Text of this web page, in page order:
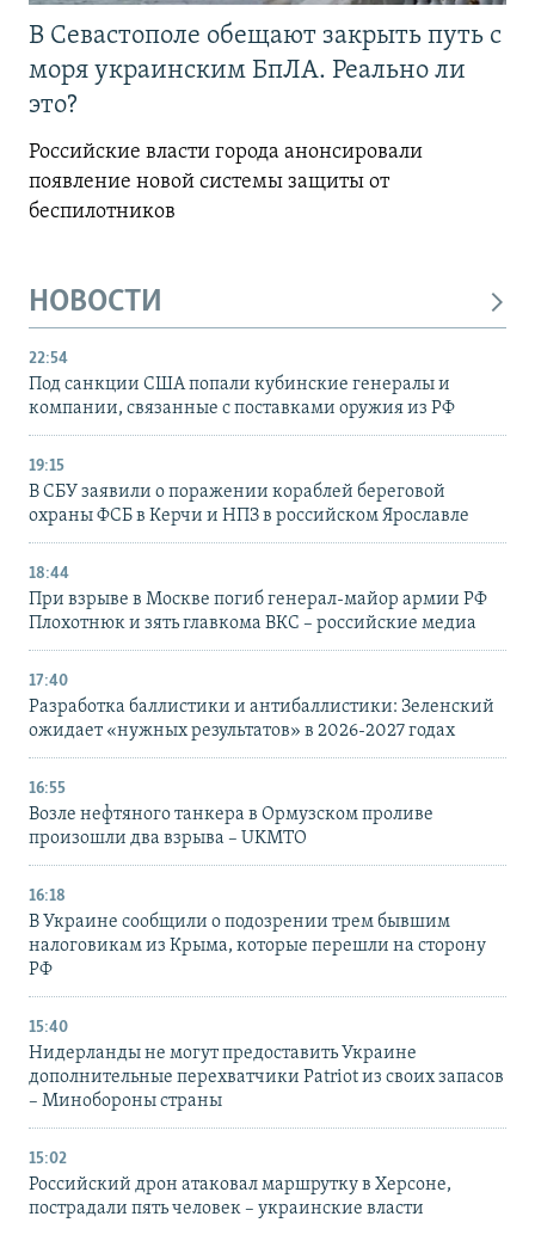
В Севастополе обещают закрыть путь с
моря украинским БпЛА. Реально ли
это?
Российские власти города анонсировали
появление новой системы защиты от
беспилотников
НОВОСТИ
22:54
Под санкции США попали кубинские генералы и
компании, связанные с поставками оружия из РФ
19:15
В СБУ заявили о поражении кораблей береговой
охраны ФСБ в Керчи и НПЗ в российском Ярославле
18:44
При взрыве в Москве погиб генерал-майор армии РФ
Плохотнюк и зять главкома ВКС – российские медиа
17:40
Разработка баллистики и антибаллистики: Зеленский
ожидает «нужных результатов» в 2026-2027 годах
16:55
Возле нефтяного танкера в Ормузском проливе
произошли два взрыва – UKMTO
16:18
В Украине сообщили о подозрении трем бывшим
налоговикам из Крыма, которые перешли на сторону
РФ
15:40
Нидерланды не могут предоставить Украине
дополнительные перехватчики Patriot из своих запасов
– Минобороны страны
15:02
Российский дрон атаковал маршрутку в Херсоне,
пострадали пять человек – украинские власти